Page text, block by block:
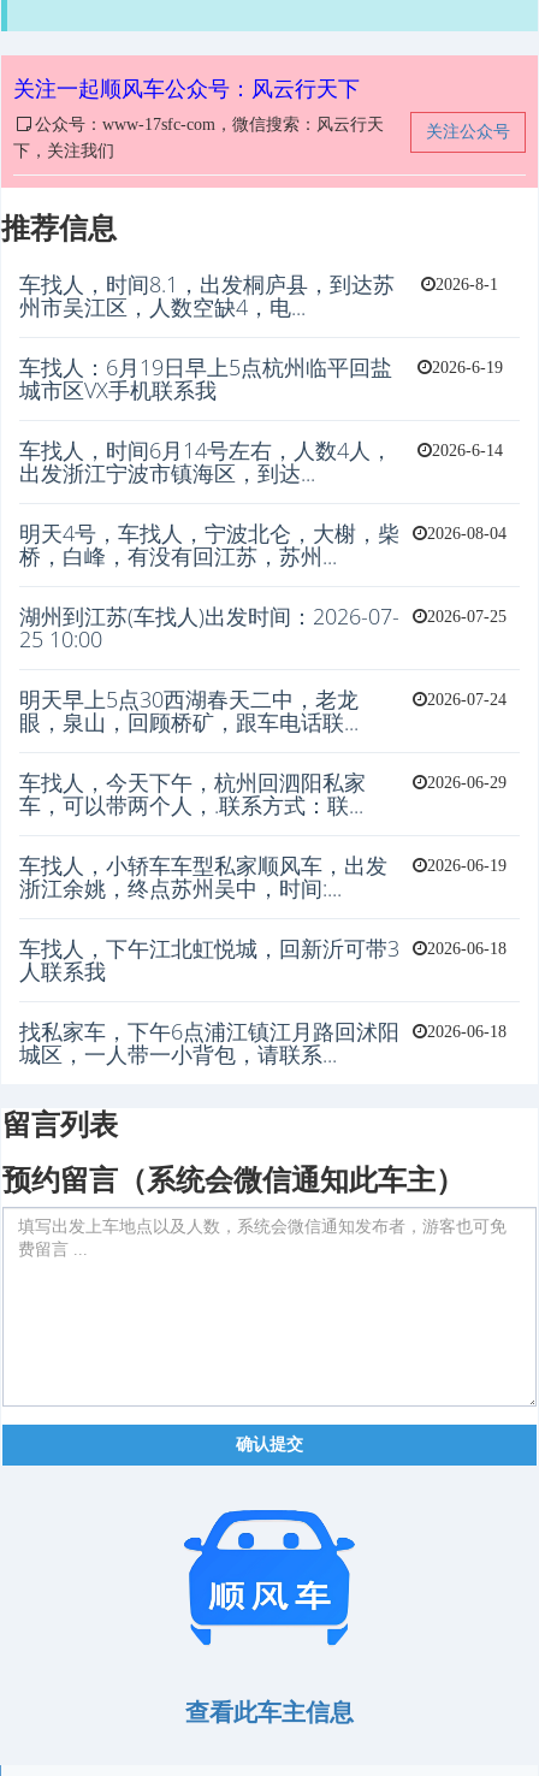
关注一起顺风车公众号：风云行天下
关注公众号
公众号：www-17sfc-com，微信搜索：风云行天
下，关注我们
推荐信息
2026-8-1
车找人，时间8.1，出发桐庐县，到达苏
州市吴江区，人数空缺4，电...
2026-6-19
车找人：6月19日早上5点杭州临平回盐
城市区VX手机联系我
2026-6-14
车找人，时间6月14号左右，人数4人，
出发浙江宁波市镇海区，到达...
2026-08-04
明天4号，车找人，宁波北仑，大榭，柴
桥，白峰，有没有回江苏，苏州...
2026-07-25
湖州到江苏(车找人)出发时间：2026-07-
25 10:00
2026-07-24
明天早上5点30西湖春天二中，老龙
眼，泉山，回顾桥矿，跟车电话联...
2026-06-29
车找人，今天下午，杭州回泗阳私家
车，可以带两个人，.联系方式：联...
2026-06-19
车找人，小轿车车型私家顺风车，出发
浙江余姚，终点苏州吴中，时间:...
2026-06-18
车找人，下午江北虹悦城，回新沂可带3
人联系我
2026-06-18
找私家车，下午6点浦江镇江月路回沭阳
城区，一人带一小背包，请联系...
留言列表
预约留言（系统会微信通知此车主）
确认提交
查看此车主信息